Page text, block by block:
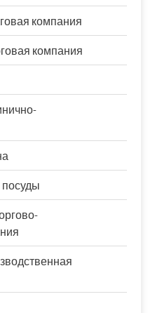
компания
компания